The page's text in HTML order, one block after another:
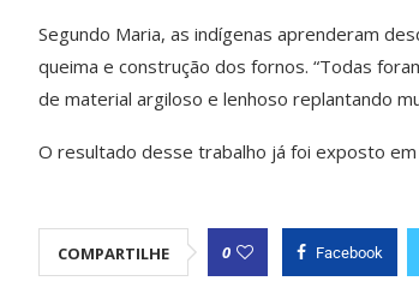
Segundo Maria, as indígenas aprenderam
queima e construção dos fornos. “Todas
de material argiloso e lenhoso replantando
O resultado desse trabalho já foi exposto em
COMPARTILHE 0 Facebook